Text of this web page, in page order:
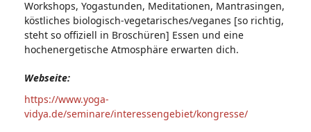
Workshops, Yogastunden, Meditationen, Mantrasingen,
köstliches biologisch-vegetarisches/veganes [so richtig,
steht so offiziell in Broschüren] Essen und eine
hochenergetische Atmosphäre erwarten dich.
Webseite:
https://www.yoga-
vidya.de/seminare/interessengebiet/kongresse/